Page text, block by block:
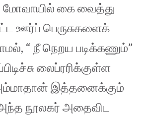
மோவாயில் கை வைத்து
ஊர்ப் பெருசுகளைக்
“ நீ நெறய படிக்கணும்”
லைப்ரரிக்குள்ள
இத்தனைக்கும்
நூலகர் அதைவிட